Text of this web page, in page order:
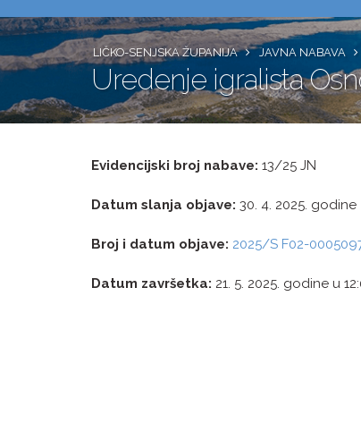
LIČKO-SENJSKA ŽUPANIJA JAVNA NABAVA
Uredenje igralista
Evidencijski broj nabave: 13/25 JN
Datum slanja objave: 30. 4. 2025. godine
Broj i datum objave: 2025/S F02-
Datum završetka: 21. 5. 2025. godine u